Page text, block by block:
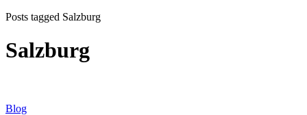
Posts tagged Salzburg
Salzburg
Blog